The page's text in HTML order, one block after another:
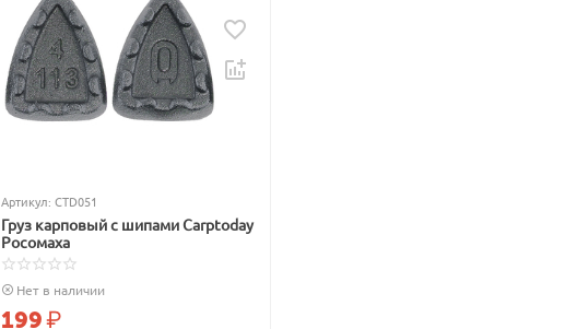
Артикул: CTD051
Груз карповый с шипами Carptoday
Росомаха
Нет в наличии
199₽